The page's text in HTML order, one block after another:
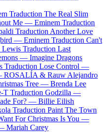
Traduction The Real Slim
Me — Eminem Traduction
Traduction Another Love
— Eminem Traduction Can't
Lewis Traduction Last
— Imagine Dragons
Traduction Lose Control —
ROSALÍA & Rauw Alejandro
Tree — Brenda Lee
T Traduction Godzilla —
For? — Billie Eilish
Traduction Paint The Town
For Christmas Is You —
Mariah Carey